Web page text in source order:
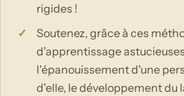
rigides !
Soutenez, grâce à ces
d'apprentissage
l'épanouissement d'une
d'elle, le développement du